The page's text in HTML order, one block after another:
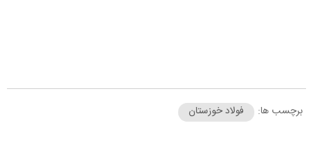
برچسب ها: فولاد خوزستان